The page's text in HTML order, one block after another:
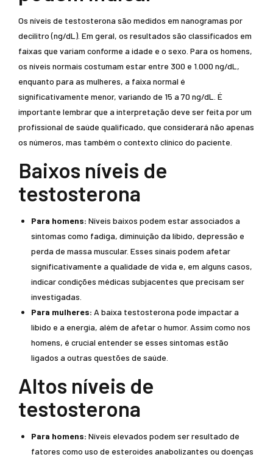
Os níveis de testosterona são medidos em nanogramas por
decilitro (ng/dL). Em geral, os resultados são classificados em
faixas que variam conforme a idade e o sexo. Para os homens,
os níveis normais costumam estar entre 300 e 1.000 ng/dL,
enquanto para as mulheres, a faixa normal é
significativamente menor, variando de 15 a 70 ng/dL. É
importante lembrar que a interpretação deve ser feita por um
profissional de saúde qualificado, que considerará não apenas
os números, mas também o contexto clínico do paciente.
Baixos níveis de
testosterona
Para homens: Níveis baixos podem estar associados a
sintomas como fadiga, diminuição da libido, depressão e
perda de massa muscular. Esses sinais podem afetar
significativamente a qualidade de vida e, em alguns casos,
indicar condições médicas subjacentes que precisam ser
investigadas.
Para mulheres: A baixa testosterona pode impactar a
libido e a energia, além de afetar o humor. Assim como nos
homens, é crucial entender se esses sintomas estão
ligados a outras questões de saúde.
Altos níveis de
testosterona
Para homens: Níveis elevados podem ser resultado de
fatores como uso de esteroides anabolizantes ou doenças